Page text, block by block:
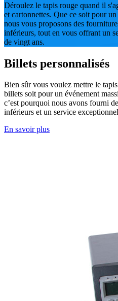
Déroulez le tapis rouge quand il
et cartonnettes. Que ce soit pour
nous vous proposons des
inférieurs, tout en vous offrant un
de vingt ans.
Billets personnalisés
Bien sûr vous voulez mettre le
billets soit pour un événement
c’est pourquoi nous avons fourni
inférieurs et un service
En savoir plus